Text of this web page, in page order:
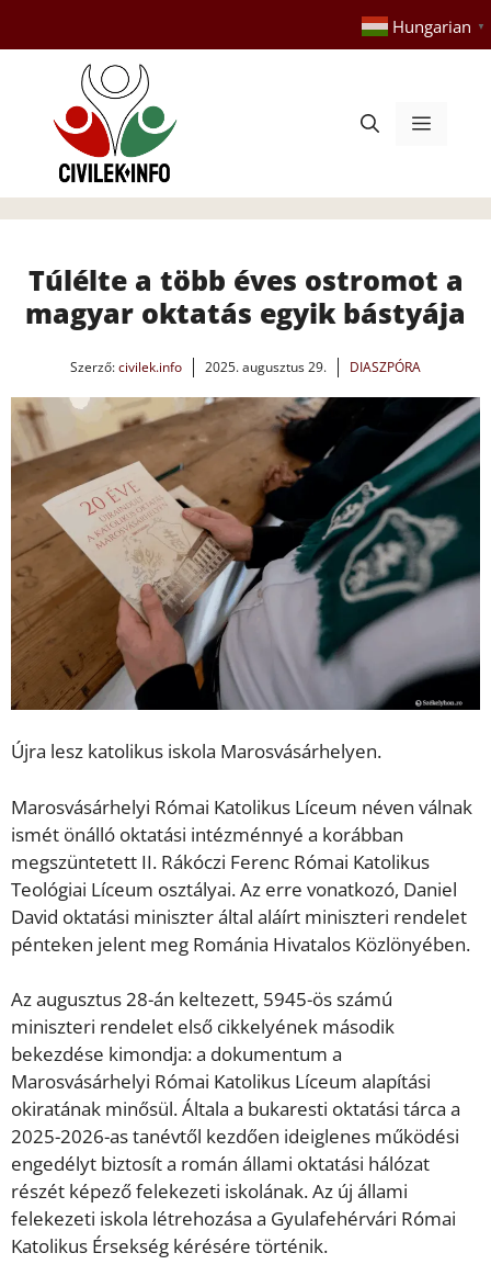
tartalomba
Hungarian ▼
Menü
Túlélte a több éves ostromot a
magyar oktatás egyik bástyája
Szerző:civilek.info 2025. augusztus 29. DIASZPÓRA
Újra lesz katolikus iskola Marosvásárhelyen.
Marosvásárhelyi Római Katolikus Líceum néven válnak
ismét önálló oktatási intézménnyé a korábban
megszüntetett II. Rákóczi Ferenc Római Katolikus
Teológiai Líceum osztályai. Az erre vonatkozó, Daniel
David oktatási miniszter által aláírt miniszteri rendelet
pénteken jelent meg Románia Hivatalos Közlönyében.
Az augusztus 28-án keltezett, 5945-ös számú
miniszteri rendelet első cikkelyének második
bekezdése kimondja: a dokumentum a
Marosvásárhelyi Római Katolikus Líceum alapítási
okiratának minősül. Általa a bukaresti oktatási tárca a
2025-2026-as tanévtől kezdően ideiglenes működési
engedélyt biztosít a román állami oktatási hálózat
részét képező felekezeti iskolának. Az új állami
felekezeti iskola létrehozása a Gyulafehérvári Római
Katolikus Érsekség kérésére történik.